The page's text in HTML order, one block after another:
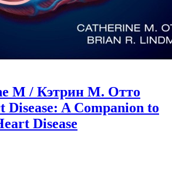
M / Кэтрин М. Отто
A Companion to
Disease